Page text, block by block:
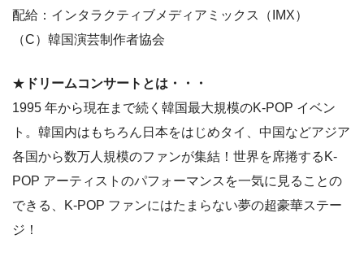
配給：インタラクティブメディアミックス（IMX）
（C）韓国演芸制作者協会
★ ドリームコンサートとは・・・
1995 年から現在まで続く韓国最大規模のK-POP イベン
ト。韓国内はもちろん日本をはじめタイ、中国などアジア
各国から数万人規模のファンが集結！世界を席捲するK-
POP アーティストのパフォーマンスを一気に見ることの
できる、K-POP ファンにはたまらない夢の超豪華ステー
ジ！